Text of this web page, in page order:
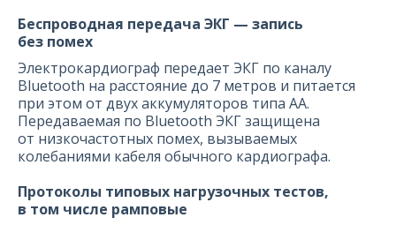
Беспроводная передача ЭКГ — запись
без помех
Электрокардиограф передает ЭКГ по каналу
Bluetooth на расстояние до 7 метров и питается
при этом от двух аккумуляторов типа АА.
Передаваемая по Bluetooth ЭКГ защищена
от низкочастотных помех, вызываемых
колебаниями кабеля обычного кардиографа.
Протоколы типовых нагрузочных тестов,
в том числе рамповые